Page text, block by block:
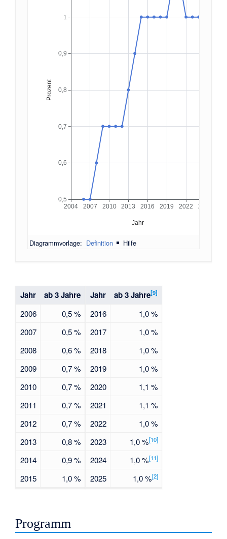
Prozent
Jahr
0,5
0,6
0,7
0,8
0,9
1
2004 2007 2010 2013 2016 2019 2022 2025
Diagrammvorlage: Definition Hilfe
Jahr ab 3 Jahre
2006
0,5 %
2007
0,5 %
2008
0,6 %
2009
0,7 %
2010
0,7 %
2011
0,7 %
2012
0,7 %
2013
0,8 %
2014
0,9 %
2015
1,0 %
Jahr ab 3 Jahre[9]
2016
1,0 %
2017
1,0 %
2018
1,0 %
2019
1,0 %
2020
1,1 %
2021
1,1 %
2022
1,0 %
2023
1,0 %[10]
2024 1,0 %[11]
2025 1,0 %[2]
Programm